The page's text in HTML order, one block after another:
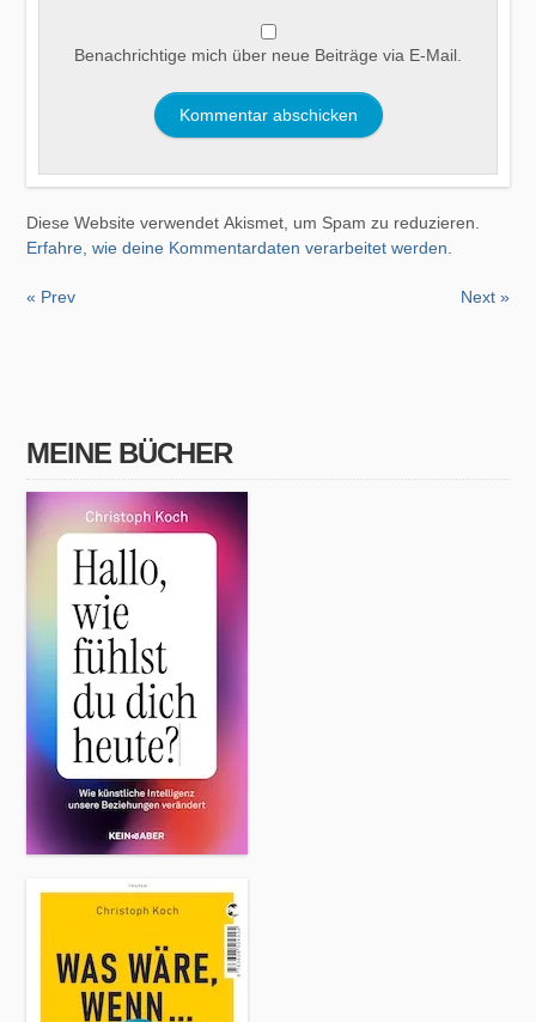
Benachrichtige mich über neue Beiträge via E-Mail.
Diese Website verwendet Akismet, um Spam zu reduzieren.
Erfahre, wie deine Kommentardaten verarbeitet werden.
« Prev Next »
MEINE BÜCHER